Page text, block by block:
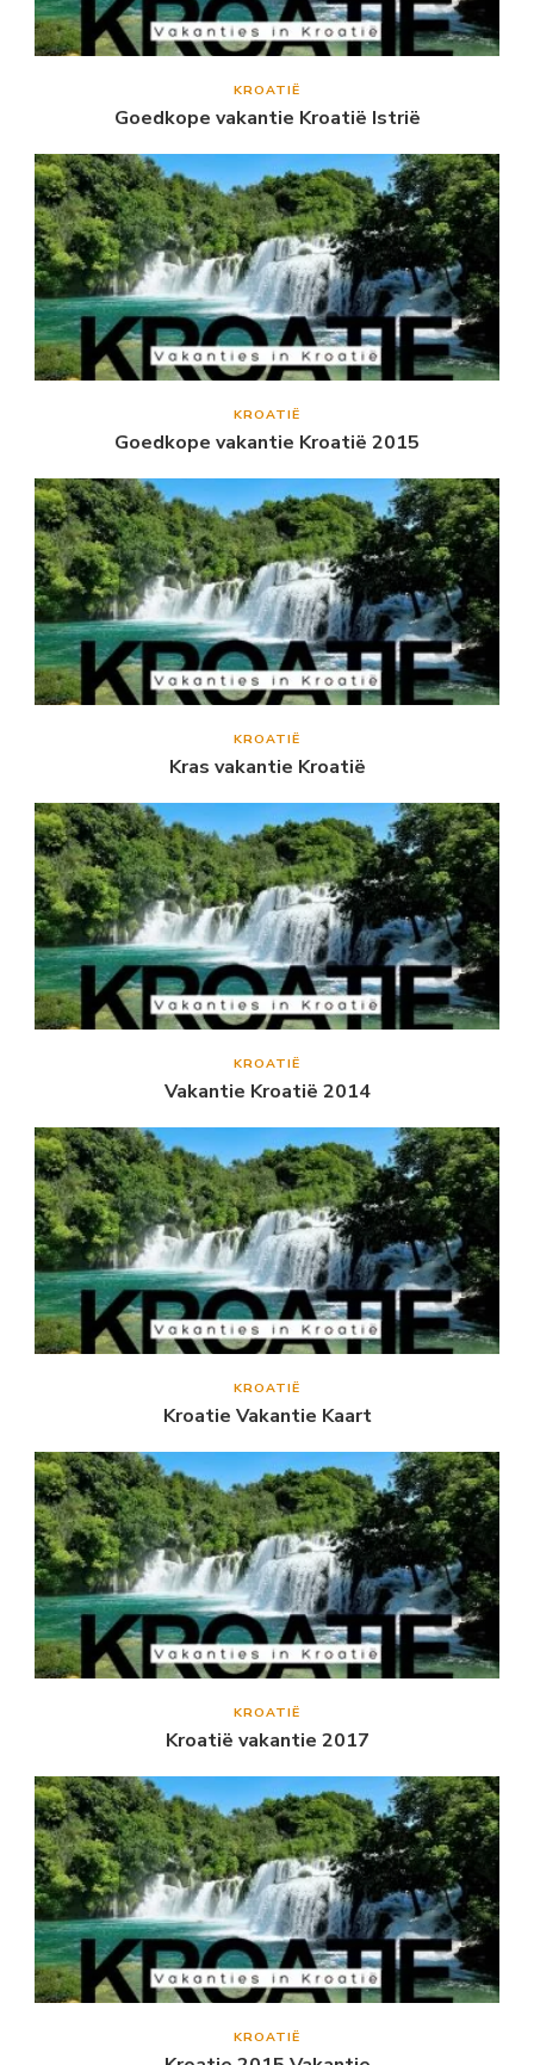
KROATIË
Goedkope vakantie Kroatië Istrië
KROATIË
Goedkope vakantie Kroatië 2015
KROATIË
Kras vakantie Kroatië
KROATIË
Vakantie Kroatië 2014
KROATIË
Kroatie Vakantie Kaart
KROATIË
Kroatië vakantie 2017
KROATIË